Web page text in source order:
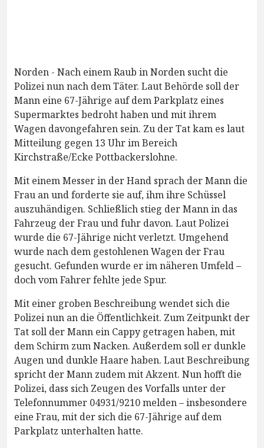
Norden - Nach einem Raub in Norden sucht die
Polizei nun nach dem Täter. Laut Behörde soll der
Mann eine 67-Jährige auf dem Parkplatz eines
Supermarktes bedroht haben und mit ihrem
Wagen davongefahren sein. Zu der Tat kam es laut
Mitteilung gegen 13 Uhr im Bereich
Kirchstraße/Ecke Pottbackerslohne.
Mit einem Messer in der Hand sprach der Mann die
Frau an und forderte sie auf, ihm ihre Schüssel
auszuhändigen. Schließlich stieg der Mann in das
Fahrzeug der Frau und fuhr davon. Laut Polizei
wurde die 67-Jährige nicht verletzt. Umgehend
wurde nach dem gestohlenen Wagen der Frau
gesucht. Gefunden wurde er im näheren Umfeld –
doch vom Fahrer fehlte jede Spur.
Mit einer groben Beschreibung wendet sich die
Polizei nun an die Öffentlichkeit. Zum Zeitpunkt der
Tat soll der Mann ein Cappy getragen haben, mit
dem Schirm zum Nacken. Außerdem soll er dunkle
Augen und dunkle Haare haben. Laut Beschreibung
spricht der Mann zudem mit Akzent. Nun hofft die
Polizei, dass sich Zeugen des Vorfalls unter der
Telefonnummer 04931/9210 melden – insbesondere
eine Frau, mit der sich die 67-Jährige auf dem
Parkplatz unterhalten hatte.